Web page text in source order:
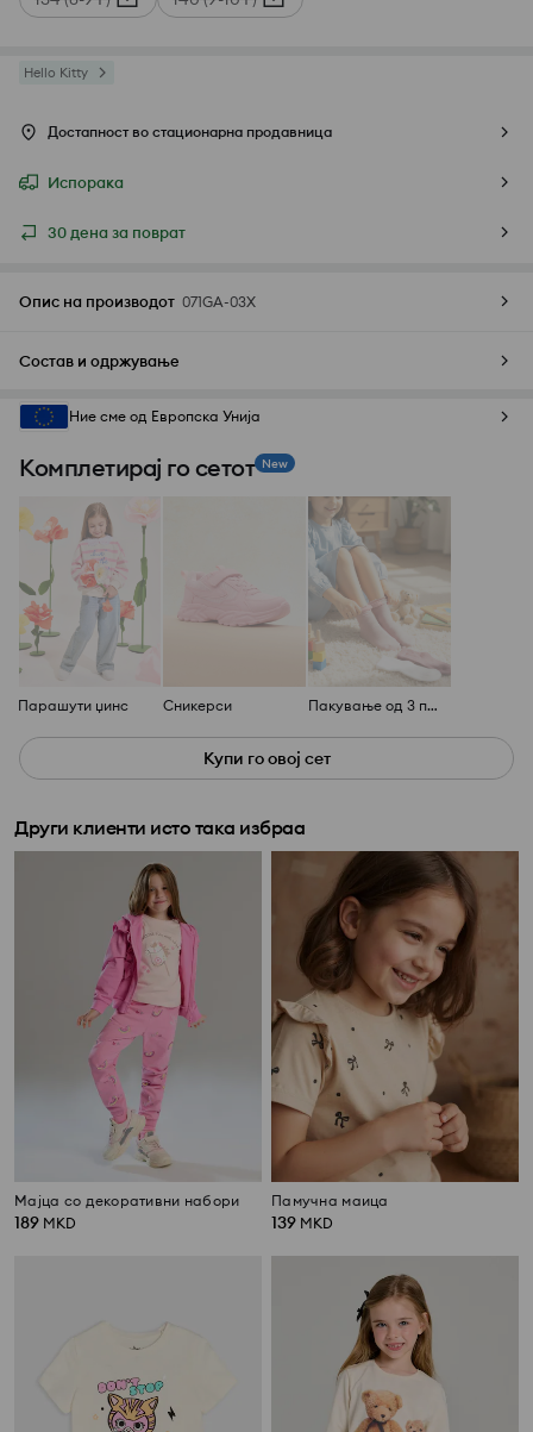
Hello Kitty
Достапност во стационарна продавница
Испорака
30 дена за поврат
Опис на производот 071GA-03X
Состав и одржување
Ние сме од Европска Унија
Комплетирај го сетот New
Парашути џинс Сникерси Пакување од 3 пара чорапи
Купи го овој сет
Други клиенти исто така избраа
Мајца со декоративни набори
189 MKD
Памучна маица
139 MKD